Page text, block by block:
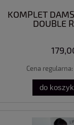
KOMPLET
DOUBLE
Cena regularna:
do